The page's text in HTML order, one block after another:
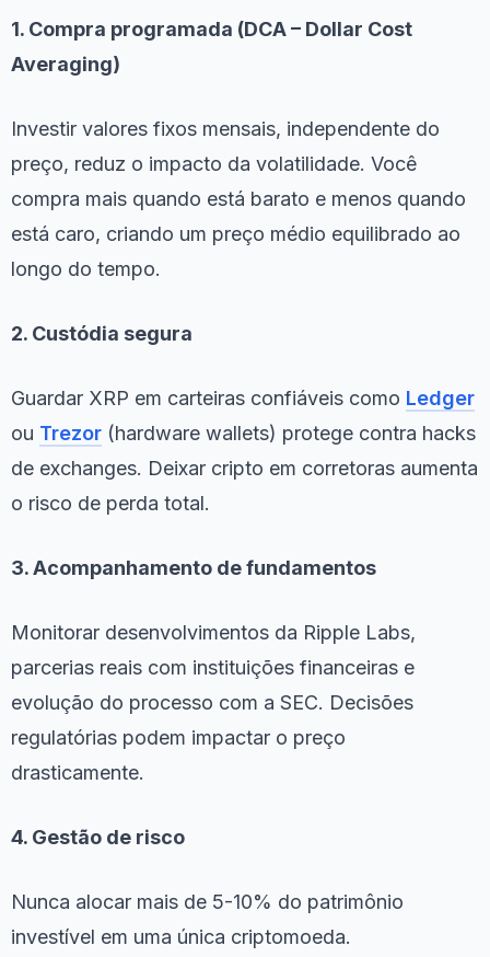
1. Compra programada (DCA – Dollar Cost
Averaging)
Investir valores fixos mensais, independente do
preço, reduz o impacto da volatilidade. Você
compra mais quando está barato e menos quando
está caro, criando um preço médio equilibrado ao
longo do tempo.
2. Custódia segura
Guardar XRP em carteiras confiáveis como Ledger
ou Trezor (hardware wallets) protege contra hacks
de exchanges. Deixar cripto em corretoras aumenta
o risco de perda total.
3. Acompanhamento de fundamentos
Monitorar desenvolvimentos da Ripple Labs,
parcerias reais com instituições financeiras e
evolução do processo com a SEC. Decisões
regulatórias podem impactar o preço
drasticamente.
4. Gestão de risco
Nunca alocar mais de 5-10% do patrimônio
investível em uma única criptomoeda.